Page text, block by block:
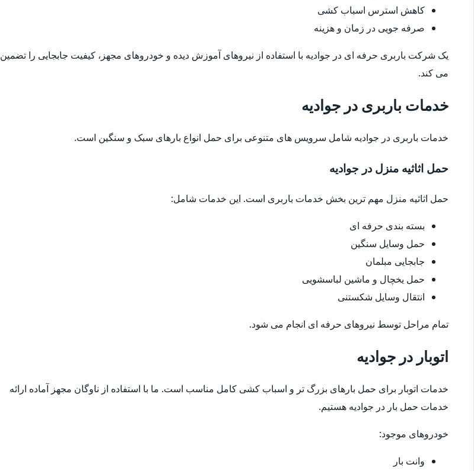
کاهش استرس اسباب کشی
صرفه جویی در زمان و هزینه
یک شرکت باربری حرفه ای در جوادیه با استفاده از نیروهای آموزش دیده و خودروهای مجهز، کیفیت جابجایی را تضمین
می کند.
خدمات باربری در جوادیه
خدمات باربری در جوادیه شامل سرویس های متنوعی برای حمل انواع بارهای سبک و سنگین است.
حمل اثاثیه منزل در جوادیه
حمل اثاثیه منزل مهم ترین بخش خدمات باربری است. این خدمات شامل:
بسته بندی حرفه ای
حمل وسایل سنگین
جابجایی مبلمان
حمل یخچال و ماشین لباسشویی
انتقال وسایل شکستنی
تمام مراحل توسط نیروهای حرفه ای انجام می شود.
اتوبار در جوادیه
خدمات اتوبار برای حمل بارهای بزرگ تر و اسباب کشی کامل مناسب است. ما با استفاده از ناوگان مجهز آماده ارائه
خدمات حمل بار در جوادیه هستیم.
خودروهای موجود:
وانت بار